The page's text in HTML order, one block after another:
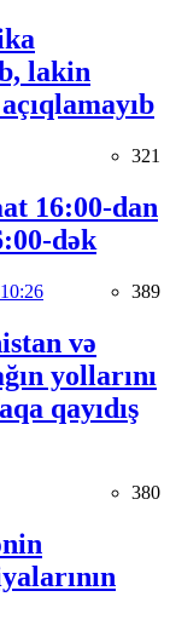
lakin
321
16:00-dan
dək
389
və
yollarını
qayıdış
380